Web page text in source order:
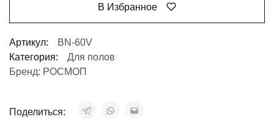
В Избранное
Артикул:
BN-60V
Категория:
Для полов
Бренд: РОСМОП
Поделиться: